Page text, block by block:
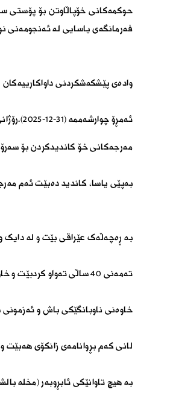
حوکمەکانی خۆپاڵاوتن بۆ پۆستی
فەرمانگەی یاسایی لە ئەنجومەنی
وادەی پێشکەشکردنی داواکارییەکان لە سەعات ٩ـی بەیانی بۆ ٣ـی پاشنیوەڕۆ
ئەمڕۆ چوارشەممە (٣١-١٢-٢٠٢٥).رۆژانی یەکشەممە و دووشەممەی هەفتەی داهاتوو (٤ و ٥ـی ١ـی ٢٠٢٦).
مەرجەکانی خۆ کاندیدکردن بۆ
بەپێی یاسا، کاندید دەبێت ئەم
بە ڕەچەڵەک عێراقی بێت و لە دایک
تەمەنی ٤٠ ساڵی تەواو کردبێت و خاوەنی توانای یاسایی تەواو بێت.
خاوەنی ناوبانگێکی باش و
لانی کەم بڕوانامەی زانکۆی هەبێت و
بە هیچ تاوانێکی ئابڕوبەر (مخلە